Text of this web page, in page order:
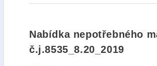
Nabídka nepotřebného
č.j.8535_8.20_2019